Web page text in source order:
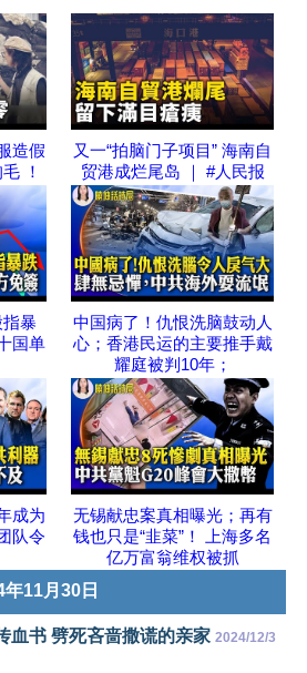
造假
！
又一“拍脑门子项目” 海南自
贸港成烂尾岛 ｜ #人民报
暴
国单
中国病了！仇恨洗脑鼓动人
心；香港民运的主要推手戴
耀庭被判10年；
成为
队令
无锡献忠案真相曝光；再有
钱也只是“韭菜”！ 上海多名
亿万富翁维权被抓
年11月30日
血书 劈死吝啬撒谎的亲家 2024/12/3